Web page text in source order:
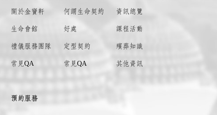
關於金寶軒
生命會館
禮儀服務團隊
常見QA
何謂 生命契約
好處
定型契約
常見QA
資訊總覽
課程活動
殯葬知識
其他資訊
預約服務